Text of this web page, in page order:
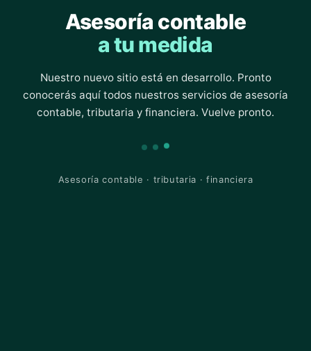
Asesoría contable
a tu medida
Nuestro nuevo sitio está en desarrollo. Pronto
conocerás aquí todos nuestros servicios de asesoría
contable, tributaria y financiera. Vuelve pronto.
Asesoría contable · tributaria · financiera